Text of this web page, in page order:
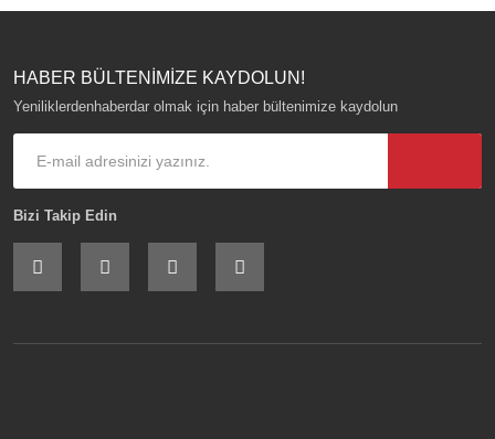
HABER BÜLTENİMİZE KAYDOLUN!
Yeniliklerdenhaberdar olmak için haber bültenimize kaydolun
Bizi Takip Edin